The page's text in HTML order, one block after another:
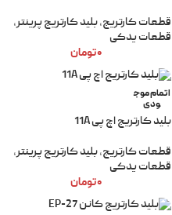
قطعات کارتریج,بلید کارتریج پرینتر,
قطعات یدکی
۰تومان
اتمام موج
ودی
بلید کارتریج اچ پی 11A
قطعات کارتریج,بلید کارتریج پرینتر,
قطعات یدکی
۰تومان